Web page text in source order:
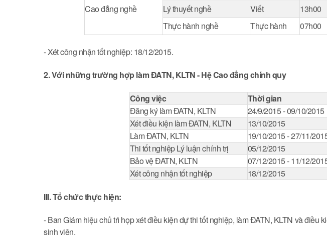
Cao đẳng nghề
Lý thuyết nghề
Viết 13h00
Thực hành nghề
Thực hành 07h00
- Xét công nhận tốt nghiệp: 18/12/2015.
2. Với những trường hợp làm ĐATN, KLTN - Hệ Cao đẳng chính quy
Công việc
Thời gian
Đăng ký làm ĐATN, KLTN
24/9/2015 - 09/10/2015
Xét điều kiện làm ĐATN, KLTN
13/10/2015
Làm ĐATN, KLTN
19/10/2015 - 27/11/
Thi tốt nghiệp Lý luận chính trị
05/12/2015
Bảo vệ ĐATN, KLTN
07/12/2015 - 11/12/
Xét công nhận tốt nghiệp
18/12/2015
III. Tổ chức thực hiện:
- Ban Giám hiệu chủ trì họp xét điều kiện dự thi tốt nghiệp, làm ĐATN, KLTN và điều
sinh viên.